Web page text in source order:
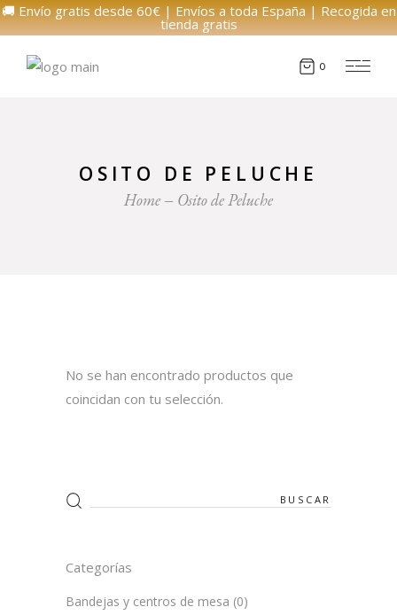
🚚 Envío gratis desde 60€ | Envíos a toda España | Recogida en
tienda gratis
0
OSITO DE PELUCHE
Home Osito de Peluche
No se han encontrado productos que
coincidan con tu selección.
Search
for:
Categorías
Bandejas y centros de mesa (0)